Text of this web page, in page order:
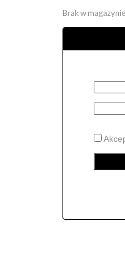
Brak w magazynie